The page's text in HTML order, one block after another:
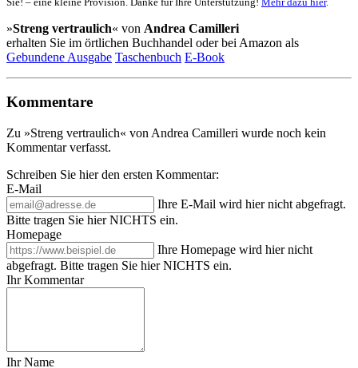
»Streng vertraulich« von Andrea Camilleri
erhalten Sie im örtlichen Buchhandel oder bei Amazon als
Gebundene Ausgabe Taschenbuch E-Book
Kommentare
Zu »Streng vertraulich« von Andrea Camilleri wurde noch kein
Kommentar verfasst.
Schreiben Sie hier den ersten Kommentar:
E-Mail
Ihre E-Mail wird hier nicht abgefragt.
Bitte tragen Sie hier NICHTS ein.
Homepage
Ihre Homepage wird hier nicht
abgefragt. Bitte tragen Sie hier NICHTS ein.
Ihr Kommentar
Ihr Name